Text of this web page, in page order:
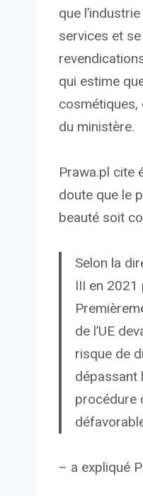
que
services et
qui estime
cosmétiques,
du ministère.
Prawa.pl cite
doute que le
beauté soit
Selon la
III en 2021
de l’UE
risque de
dépassant
procédure
– a expliqué